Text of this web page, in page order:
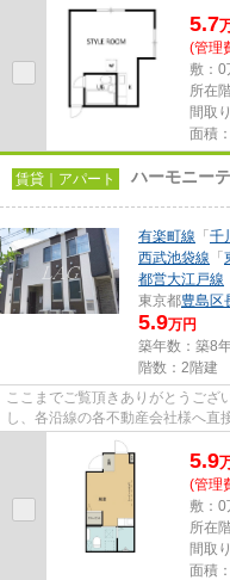
5.7
(管理
敷：0
所在
間取
面積
賃貸｜アパート ハーモニーテ
有楽町線 「 千
西武池袋線 「
都営大江戸線
東京都豊島区
5.9万円
築年数：築8
階数：2階建
ここまでご覧頂きありがとうござ
し、各沿線の各不動産会社様へ直
しております！最新の情報は...
5.9
(管理
敷：0
所在
間取
面積